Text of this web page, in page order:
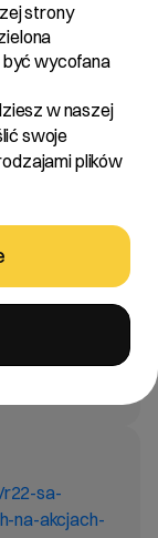
o
od
r22-sa-
na-akcjach-
strony
wycofana
w naszej
swoje
plików